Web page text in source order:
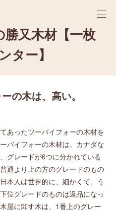
勝又木材【一枚
ター】
の木は、高い。
あったツーバイフォーの木材を
バイフォーの木材は、カナダな
グレードが6つに分かれている
通より上の方のグレードのもの
本人は世界的に、細かくて、う
位グレードのものは返品になっ
屋に卸す木は、1番上のグレー